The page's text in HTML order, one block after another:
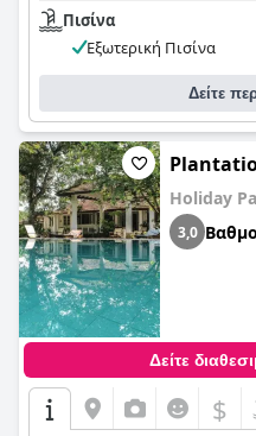
Πισίνα
Εξωτερική Πισίνα
Δείτε
Holiday
3,0
Δείτε
$